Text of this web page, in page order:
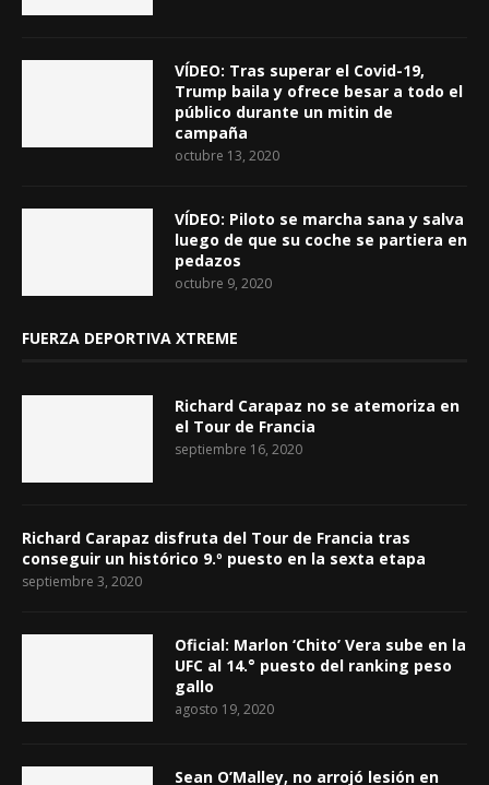
VÍDEO: Tras superar el Covid-19,
Trump baila y ofrece besar a todo el
público durante un mitin de
campaña
octubre 13, 2020
VÍDEO: Piloto se marcha sana y salva
luego de que su coche se partiera en
pedazos
octubre 9, 2020
FUERZA DEPORTIVA XTREME
Richard Carapaz no se atemoriza en
el Tour de Francia
septiembre 16, 2020
Richard Carapaz disfruta del Tour de Francia tras
conseguir un histórico 9.º puesto en la sexta etapa
septiembre 3, 2020
Oficial: Marlon ‘Chito’ Vera sube en la
UFC al 14.° puesto del ranking peso
gallo
agosto 19, 2020
Sean O’Malley, no arrojó lesión en